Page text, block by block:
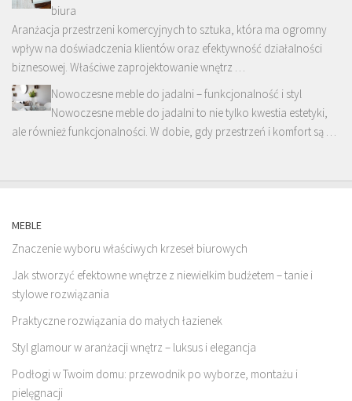
biura
Aranżacja przestrzeni komercyjnych to sztuka, która ma ogromny
wpływ na doświadczenia klientów oraz efektywność działalności
biznesowej. Właściwe zaprojektowanie wnętrz …
Nowoczesne meble do jadalni – funkcjonalność i styl
Nowoczesne meble do jadalni to nie tylko kwestia estetyki,
ale również funkcjonalności. W dobie, gdy przestrzeń i komfort są …
MEBLE
Znaczenie wyboru właściwych krzeseł biurowych
Jak stworzyć efektowne wnętrze z niewielkim budżetem – tanie i
stylowe rozwiązania
Praktyczne rozwiązania do małych łazienek
Styl glamour w aranżacji wnętrz – luksus i elegancja
Podłogi w Twoim domu: przewodnik po wyborze, montażu i
pielęgnacji